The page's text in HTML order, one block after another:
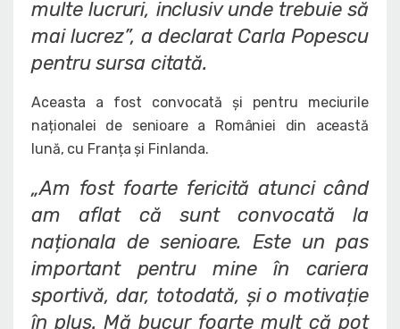
multe lucruri, inclusiv unde trebuie să
mai lucrez”, a declarat Carla Popescu
pentru sursa citată.
Aceasta a fost convocată și pentru meciurile
naționalei de senioare a României din această
lună, cu Franța și Finlanda.
„Am fost foarte fericită atunci când
am aflat că sunt convocată la
naționala de senioare. Este un pas
important pentru mine în cariera
sportivă, dar, totodată, și o motivație
în plus. Mă bucur foarte mult că pot